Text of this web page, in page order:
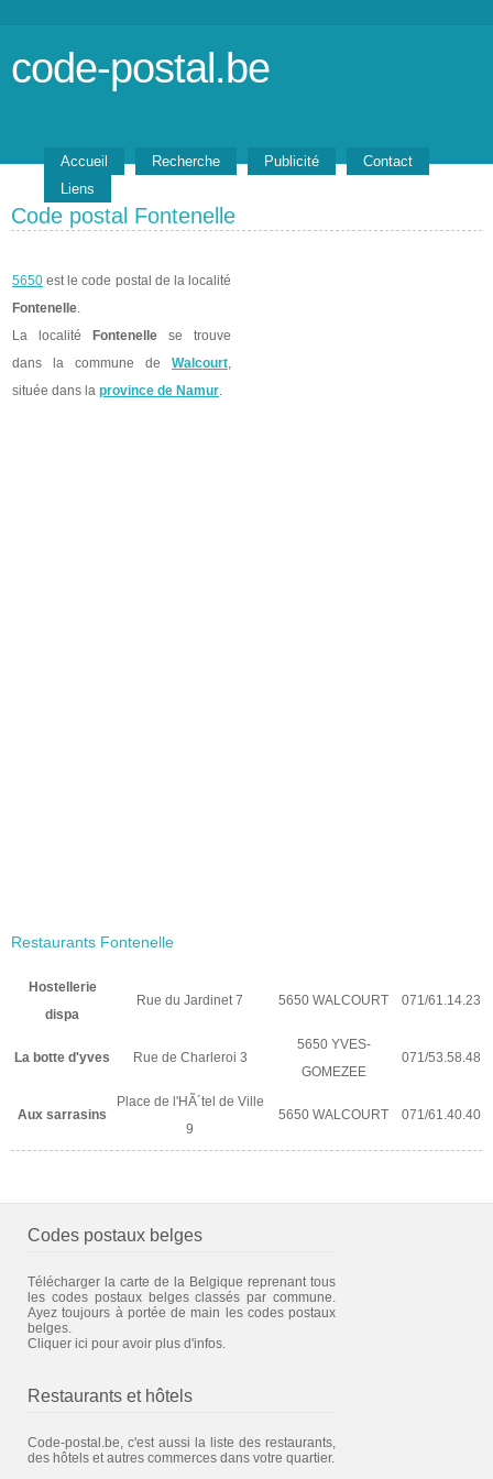
code-postal.be
Accueil Recherche Publicité
Contact
Liens
Code postal Fontenelle
5650 est le code postal de la localité
Fontenelle.
La localité
Fontenelle se trouve
dans la commune de Walcourt,
située dans la province de Namur.
Restaurants Fontenelle
Hostellerie
dispa
Rue du Jardinet 7 5650 WALCOURT 071/61.14.23
La botte d'yves Rue de Charleroi 3
5650 YVES-
GOMEZEE
071/53.58.48
Aux sarrasins
Place de l'HÃ´tel de Ville
9
5650 WALCOURT 071/61.40.40
Codes postaux belges
Télécharger la carte de la Belgique reprenant tous
les codes postaux belges classés par commune.
Ayez toujours à portée de main les codes postaux
belges.
Cliquer ici pour avoir plus d'infos.
Restaurants et hôtels
Code-postal.be, c'est aussi la liste des restaurants,
des hôtels et autres commerces dans votre quartier.